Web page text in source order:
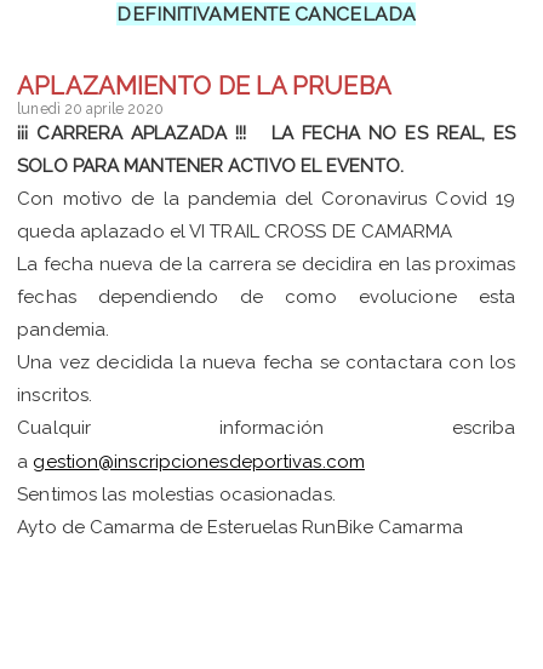
DEFINITIVAMENTE CANCELADA
APLAZAMIENTO DE LA PRUEBA
lunedì 20 aprile 2020
¡¡¡ CARRERA APLAZADA !!! LA FECHA NO ES REAL, ES
SOLO PARA MANTENER ACTIVO EL EVENTO.
Con motivo de la pandemia del Coronavirus Covid 19
queda aplazado el VI TRAIL CROSS DE CAMARMA
La fecha nueva de la carrera se decidira en las proximas
fechas dependiendo de como evolucione esta
pandemia.
Una vez decidida la nueva fecha se contactara con los
inscritos.
Cualquir información escriba
a gestion@inscripcionesdeportivas.com
Sentimos las molestias ocasionadas.
Ayto de Camarma de Esteruelas RunBike Camarma